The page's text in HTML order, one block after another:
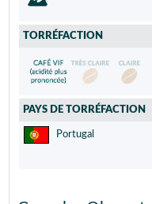
TORRÉFACTION
PAYS DE TORRÉFACTION
Portugal